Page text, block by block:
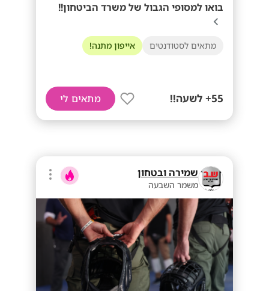
בואו למסופי הגבול של משרד הביטחון!!
מתאים לסטודנטים אייפון מתנה!
55+ לשעה!! מתאים לי
שמירה ובטחון
משמר השבעה